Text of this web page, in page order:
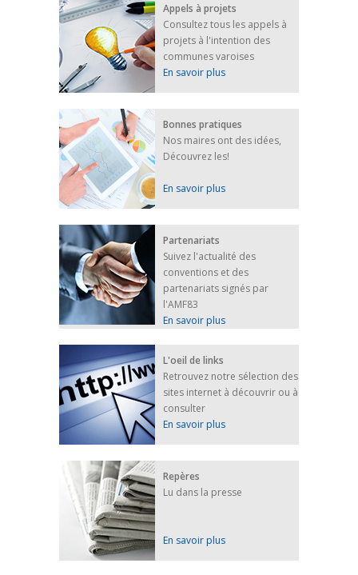
Afin d’accompagner au mieux les réfugiés
ukrainiens arrivés en France,...
FEUILLETER
Appels à projets
Consultez tous les appels à
projets à l'intention des
communes varoises
En savoir plus
Bonnes pratiques
Nos maires ont des idées,
Découvrez les!
En savoir plus
Partenariats
Suivez l'actualité des
conventions et des
partenariats signés par
l'AMF83
En savoir plus
L'oeil de links
Retrouvez notre sélection des
sites internet à découvrir ou à
consulter
En savoir plus
Repères
Lu dans la presse
En savoir plus